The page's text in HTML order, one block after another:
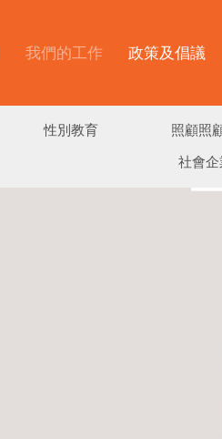
我們的工作 政策及倡議
性別教育 照顧照
社會企